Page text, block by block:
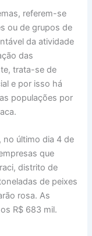
referem-se
ou de grupos de
da atividade
das
trata-se de
e por isso há
populações por
no último dia 4 de
que
distrito de
de peixes
rosa. As
R$ 683 mil.